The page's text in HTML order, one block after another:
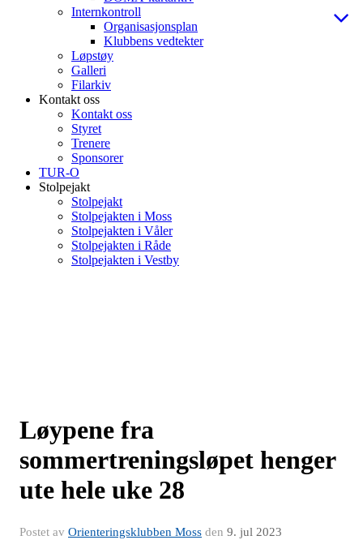
Internkontroll
Organisasjonsplan
Klubbens vedtekter
Løpstøy
Galleri
Filarkiv
Kontakt oss
Kontakt oss
Styret
Trenere
Sponsorer
TUR-O
Stolpejakt
Stolpejakt
Stolpejakten i Moss
Stolpejakten i Våler
Stolpejakten i Råde
Stolpejakten i Vestby
Løypene fra
sommertreningsløpet henger
ute hele uke 28
Postet av Orienteringsklubben Moss den 9. jul 2023